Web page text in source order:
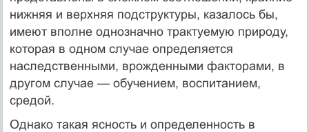
нижняя и верхняя подструктуры, казалось бы,
имеют вполне однозначно трактуемую природу,
которая в одном случае определяется
наследственными, врожденными факторами, в
другом случае — обучением, воспитанием,
средой.
Однако такая ясность и определенность в